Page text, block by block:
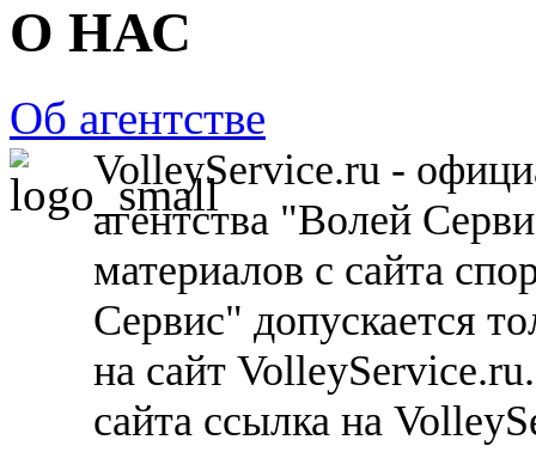
О НАС
Об агентстве
VolleyService.ru -
агентства "Волей
материалов с сайта
Сервис" допускается
на сайт
сайта ссылка на